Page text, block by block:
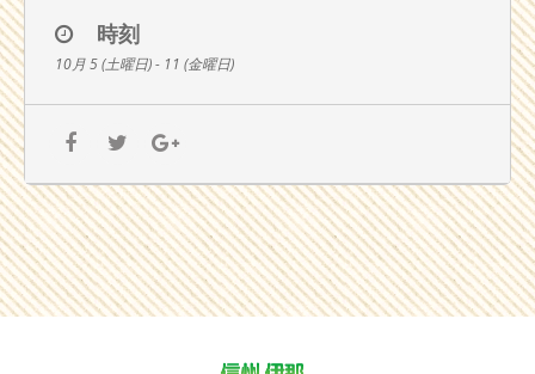
※抽選参加者は現金でお支払いいただいた個人のお客様限定とさ
せていただきます。
時刻
10月 5 (土曜日) - 11 (金曜日)